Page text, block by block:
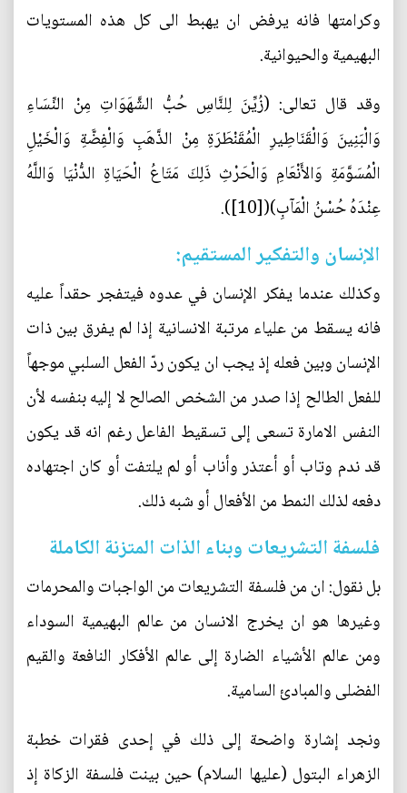
وكرامتها فانه يرفض ان يهبط الى كل هذه المستويات
البهيمية والحيوانية.
وقد قال تعالى: (زُيِّنَ لِلنَّاسِ حُبُّ الشَّهَوَاتِ مِنْ النِّسَاءِ
وَالْبَنِينَ وَالْقَنَاطِيرِ الْمُقَنْطَرَةِ مِنْ الذَّهَبِ وَالْفِضَّةِ وَالْخَيْلِ
الْمُسَوَّمَةِ وَالأَنْعَامِ وَالْحَرْثِ ذَلِكَ مَتَاعُ الْحَيَاةِ الدُّنْيَا وَاللَّهُ
عِنْدَهُ حُسْنُ الْمَآبِ)([10]).
الإنسان والتفكير المستقيم:
وكذلك عندما يفكر الإنسان في عدوه فيتفجر حقداً عليه
فانه يسقط من علياء مرتبة الانسانية إذا لم يفرق بين ذات
الإنسان وبين فعله إذ يجب ان يكون ردّ الفعل السلبي موجهاً
للفعل الطالح إذا صدر من الشخص الصالح لا إليه بنفسه لأن
النفس الامارة تسعى إلى تسقيط الفاعل رغم انه قد يكون
قد ندم وتاب أو أعتذر وأناب أو لم يلتفت أو كان اجتهاده
دفعه لذلك النمط من الأفعال أو شبه ذلك.
فلسفة التشريعات وبناء الذات المتزنة الكاملة
بل نقول: ان من فلسفة التشريعات من الواجبات والمحرمات
وغيرها هو ان يخرج الانسان من عالم البهيمية السوداء
ومن عالم الأشياء الضارة إلى عالم الأفكار النافعة والقيم
الفضلى والمبادئ السامية.
ونجد إشارة واضحة إلى ذلك في إحدى فقرات خطبة
الزهراء البتول (عليها السلام) حين بينت فلسفة الزكاة إذ